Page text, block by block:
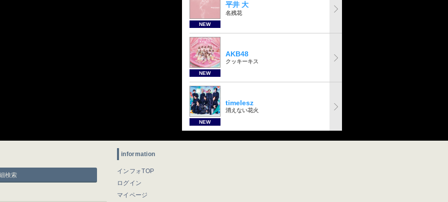
NEW
平井 大
名残花
NEW
AKB48
クッキーキス
NEW
timelesz
消えない花火
検索
information
インフォTOP
ログイン
マイページ